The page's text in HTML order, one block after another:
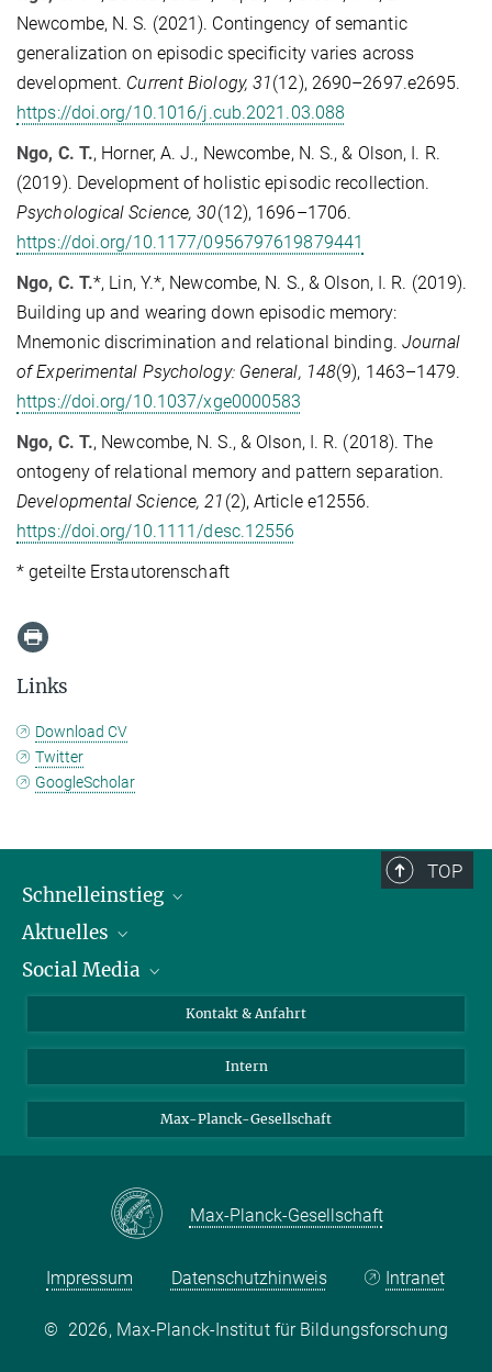
Newcombe, N. S. (2021). Contingency of semantic
generalization on episodic specificity varies across
development. Current Biology, 31(12), 2690–2697.e2695.
https://doi.org/10.1016/j.cub.2021.03.088
Ngo, C. T., Horner, A. J., Newcombe, N. S., & Olson, I. R.
(2019). Development of holistic episodic recollection.
Psychological Science, 30(12), 1696–1706.
https://doi.org/10.1177/0956797619879441
Ngo, C. T.*, Lin, Y.*, Newcombe, N. S., & Olson, I. R. (2019).
Building up and wearing down episodic memory:
Mnemonic discrimination and relational binding. Journal
of Experimental Psychology: General, 148(9), 1463–1479.
https://doi.org/10.1037/xge0000583
Ngo, C. T., Newcombe, N. S., & Olson, I. R. (2018). The
ontogeny of relational memory and pattern separation.
Developmental Science, 21 (2), Article e12556.
https://doi.org/10.1111/desc.12556
* geteilte Erstautorenschaft
Links
Download CV
Twitter
GoogleScholar
TOP
Schnelleinstieg
Personen
Pressebereich
Aktuelles
Stellenangebote
Social Media
X
LinkedIn
Kontakt & Anfahrt
Intern
Max-Planck-Gesellschaft
Max-Planck-Gesellschaft
Impressum Datenschutzhinweis Intranet
© 2026, Max-Planck-Institut für Bildungsforschung